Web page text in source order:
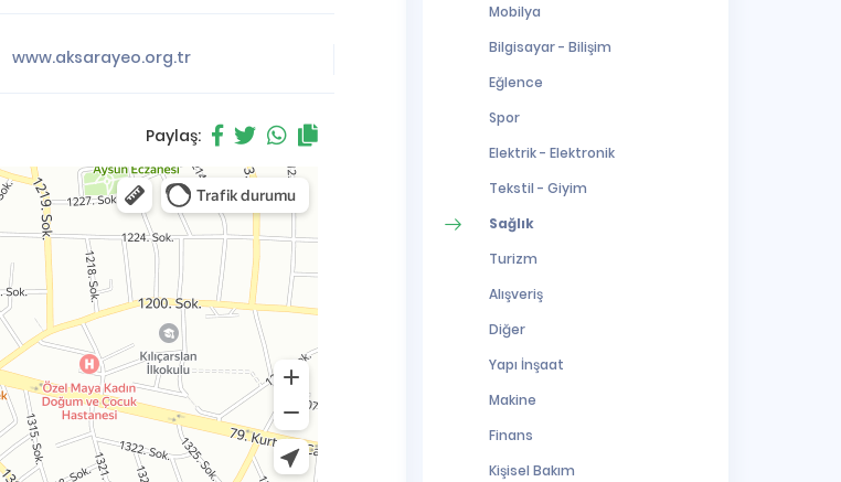
www.aksarayeo.org.tr
Paylaş:
Mobilya
Bilgisayar - Bilişim
Eğlence
Spor
Elektrik - Elektronik
Tekstil - Giyim
Sağlık
Turizm
Alışveriş
Diğer
Yapı İnşaat
Makine
Finans
Kişisel Bakım